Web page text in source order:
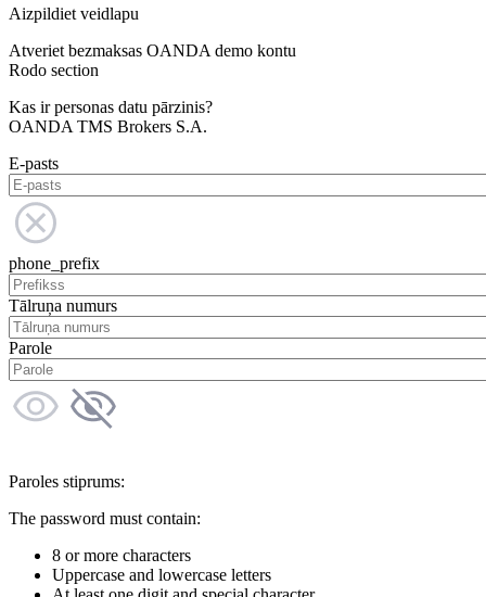
Aizpildiet veidlapu
Atveriet bezmaksas OANDA demo kontu
Rodo section
Kas ir personas datu pārzinis?
OANDA TMS Brokers S.A.
E-pasts
phone_prefix
Tālruņa numurs
Parole
Paroles stiprums:
The password must contain:
8 or more characters
Uppercase and lowercase letters